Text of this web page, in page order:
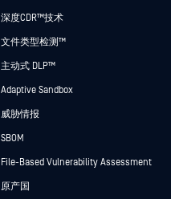
深度CDR™技术
文件类型检测™
主动式 DLP™
Adaptive Sandbox
威胁情报
SBOM
File-Based Vulnerability Assessment
原产国